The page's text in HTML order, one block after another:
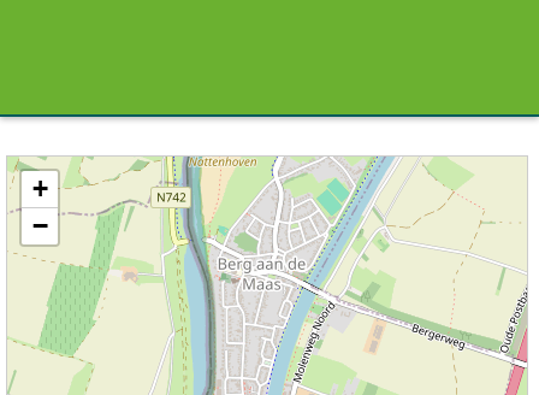
Kaart / Plattegrond Urmond centrum
+
−